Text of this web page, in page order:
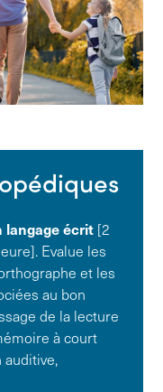
langage écrit [2
Evalue les
et les
au bon
de la lecture
à court